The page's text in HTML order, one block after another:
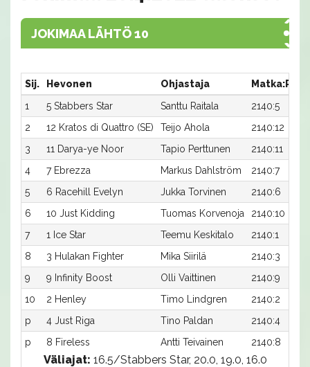
JOKIMAA LÄHTÖ 10
Sij. Hevonen Ohjastaja
Matka:Rata
1
5 Stabbers Star Santtu Raitala
2140:5
2
12 Kratos di Quattro (SE) Teijo Ahola
2140:12
3
11 Darya-ye Noor Tapio Perttunen
2140:11
4
7 Ebrezza Markus Dahlström
2140:7
5
6 Racehill Evelyn Jukka Torvinen
2140:6
6
10 Just Kidding Tuomas Korvenoja
2140:10
7
1 Ice Star Teemu Keskitalo
2140:1
8
3 Hulakan Fighter Mika Siirilä
2140:3
9
9 Infinity Boost Olli Vaittinen
2140:9
10
2 Henley Timo Lindgren
2140:2
p
4 Just Riga Tino Paldan
2140:4
p
8 Fireless Antti Teivainen 2140:8
Väliajat: 16.5/Stabbers Star, 20.0, 19.0, 16.0